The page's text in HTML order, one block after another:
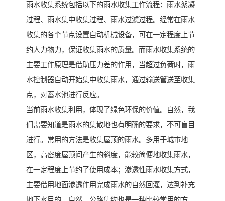
雨水收集系统包括以下的雨水收集工作流程：雨水絮凝
过程、雨水集中收集过程、雨水过滤过程。经常在雨水
收集的各个节点设置自动机械设备，可在一定程度上节
约人力物力，保证收集雨水的质量。而雨水收集系统的
主要工作原理是借助压力差的作用，当超过负荷时，雨
水控制器自动开始集中收集雨水，通过输送管送至收集
点，对蓄水池进行反应。
当前雨水收集利用，体现了绿色环保的价值。自然，我
们需要知道是雨水的集散地也有明确的要求，不可盲目
进行。常用的方法是收集屋顶的雨水。多用于城市地
区，高密度屋顶间产生的斜度，能较简便地收集雨水，
在一定程度上节约了使用成本；渗透性雨水收集方式，
主要借用地面渗透作用完成雨水的自然回灌，达到补充